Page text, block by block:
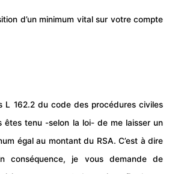
d’un minimum vital sur votre compte
L 162.2 du code des procédures civiles
êtes tenu -selon la loi- de me laisser un
égal au montant du RSA. C’est à dire
conséquence, je vous demande de